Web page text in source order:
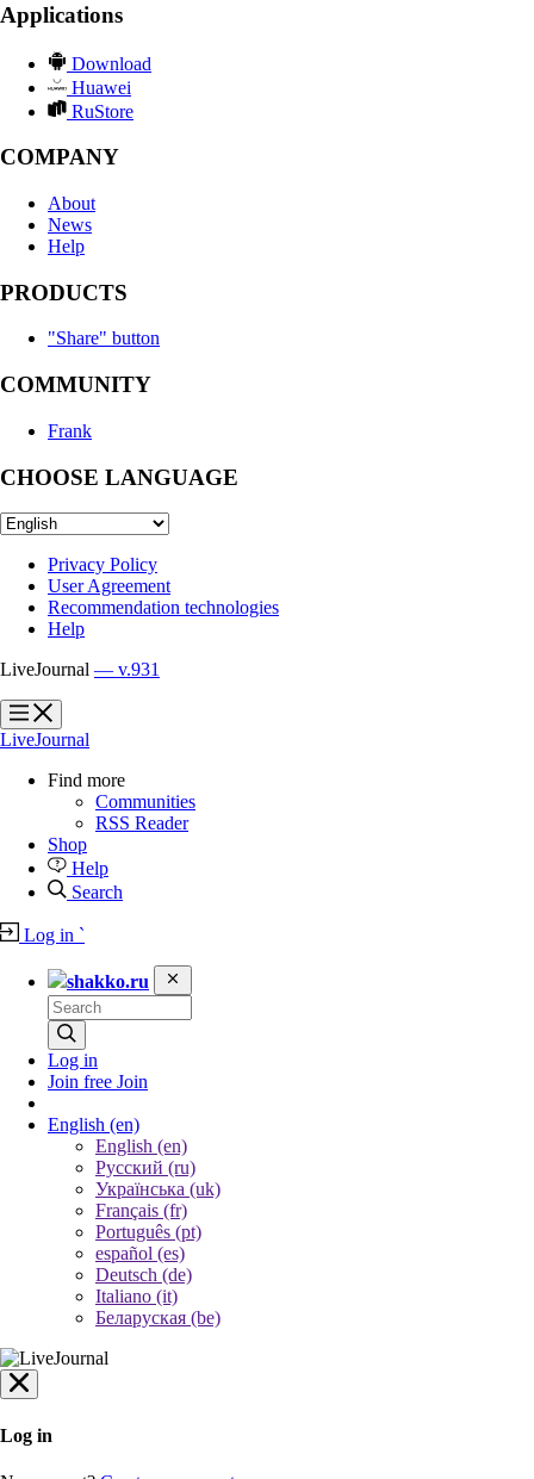
Applications
Download
Huawei
RuStore
COMPANY
About
News
Help
PRODUCTS
"Share" button
COMMUNITY
Frank
CHOOSE LANGUAGE
Privacy Policy
User Agreement
Recommendation technologies
Help
LiveJournal — v.931
?
?
LiveJournal
Find more
Communities
RSS Reader
Shop
Help
Search
Log in `
shakko.ru
Log in
Join free Join
English (en)
English (en)
Русский (ru)
Українська (uk)
Français (fr)
Português (pt)
español (es)
Deutsch (de)
Italiano (it)
Беларуская (be)
Log in